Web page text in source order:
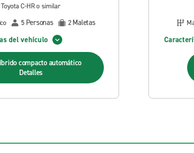
Toyota C-HR o similar
5 Personas 2Maletas
del vehículo
compacto automático
Detalles